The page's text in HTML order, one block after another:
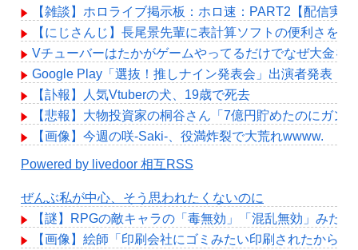
【雑談】ホロライブ掲示板：ホロ速：PART2【配信実況
【にじさんじ】長尾景先輩に表計算ソフトの便利さを“
Vチューバーはたかがゲームやってるだけでなぜ大金を
Google Play「選抜！推しナイン発表会」出演者発表！
【訃報】人気Vtuberの犬、19歳で死去
【悲報】大物投資家の桐谷さん「7億円貯めたのにガン
【画像】今週の咲-Saki-、役満炸裂で大荒れwwww.
Powered by livedoor 相互RSS
ぜんぶ私が中心、そう思われたくないのに
【謎】RPGの敵キャラの「毒無効」「混乱無効」みた
【画像】絵師「印刷会社にゴミみたい印刷されたから